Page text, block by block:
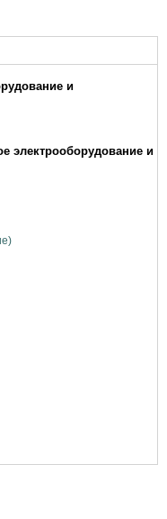
и
электрооборудование и